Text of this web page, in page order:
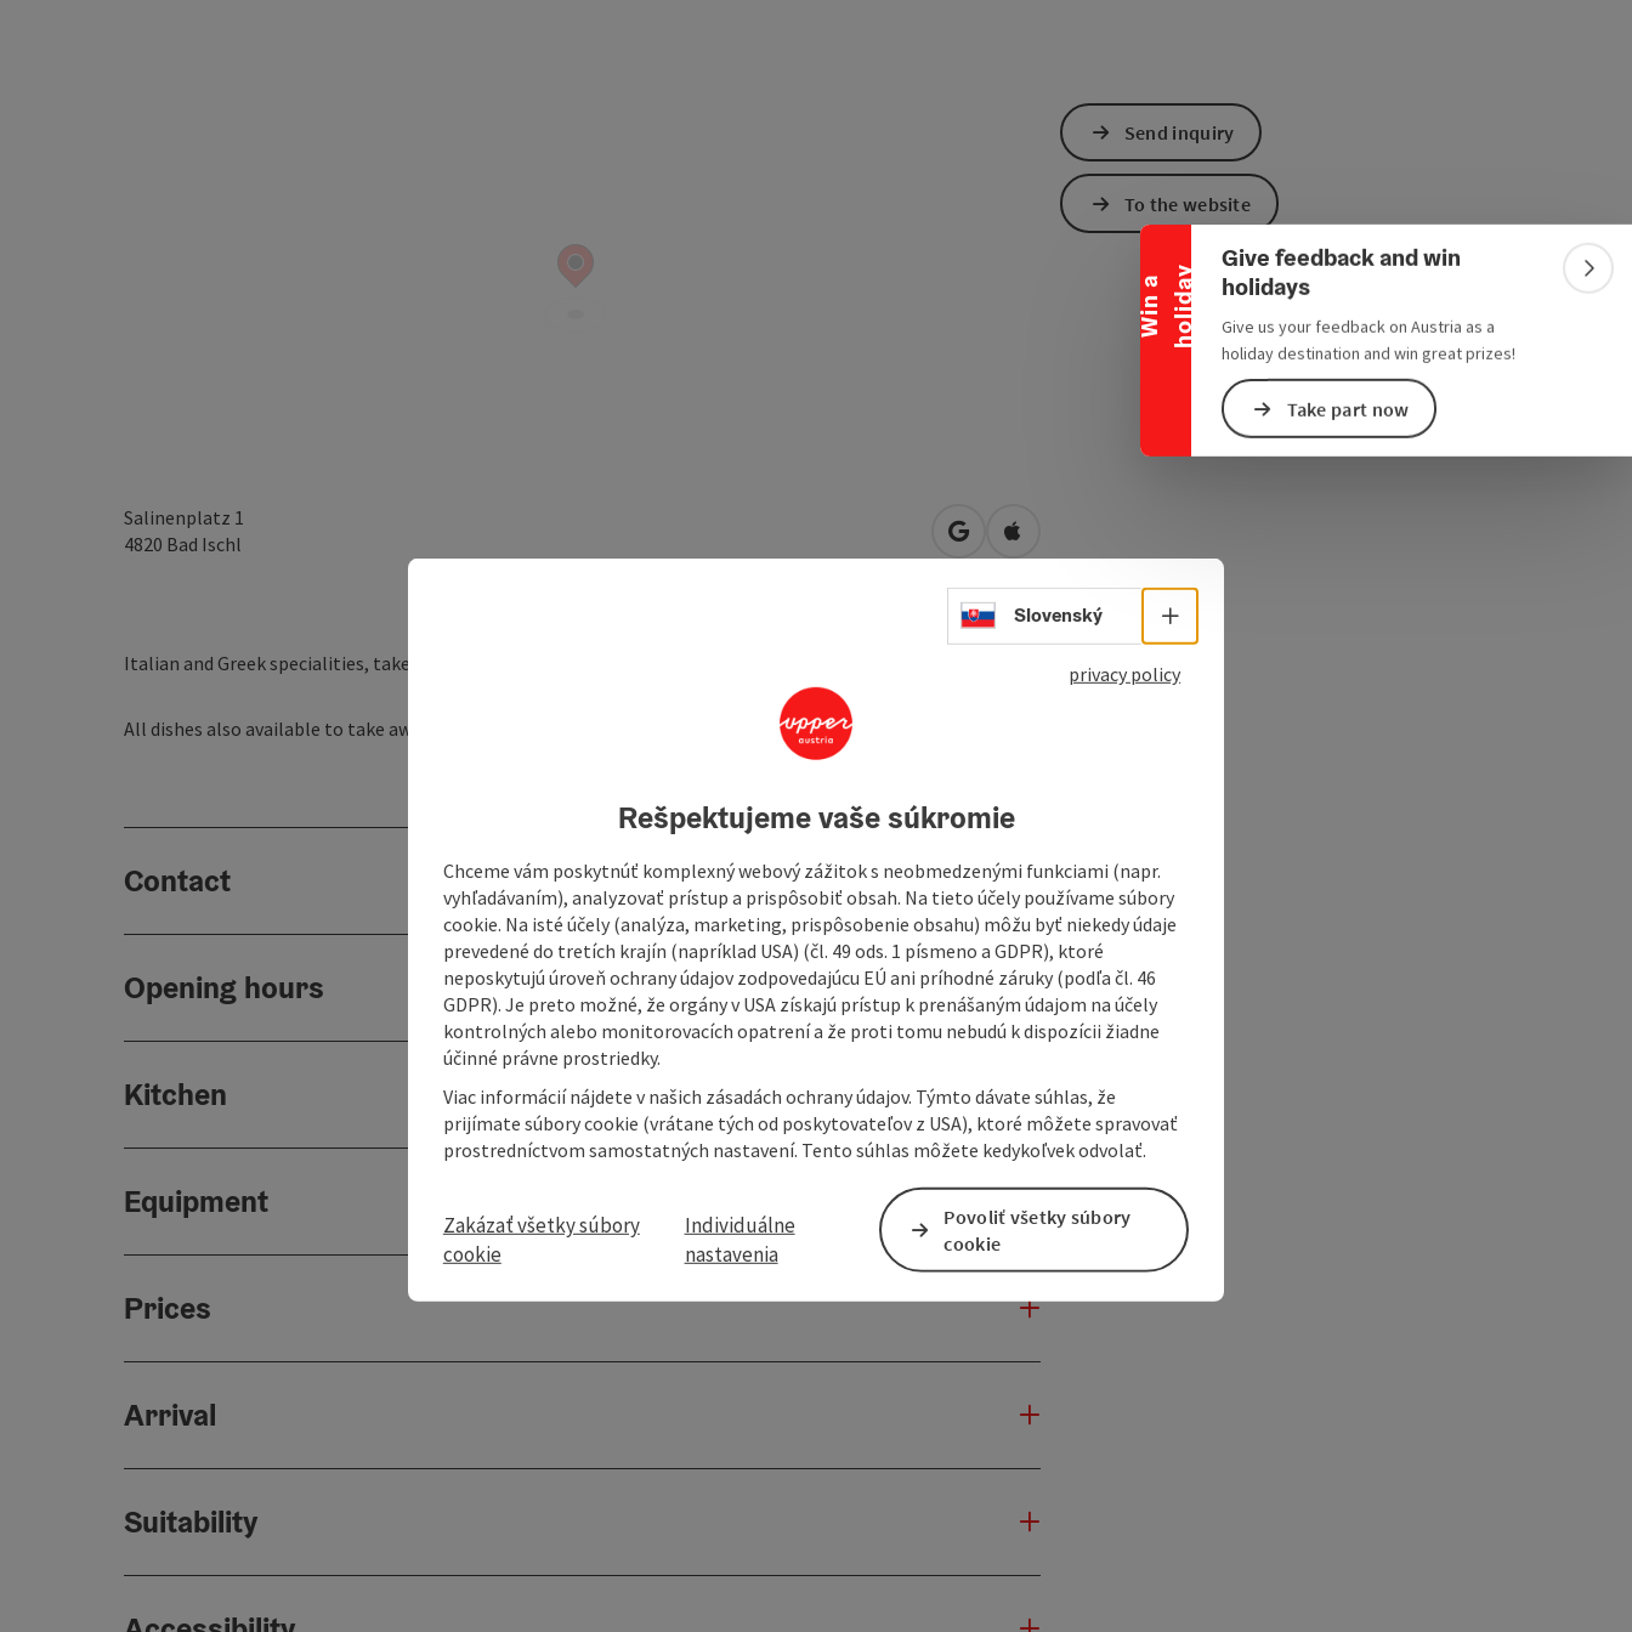
W
i
n
a
h
o
l
i
d
a y
Collapse banner
Give feedback and win
holidays
Give us your feedback on Austria as a
holiday destination and win great prizes!
Take part now
Salinenplatz 1
4820 Bad Ischl open in Google Maps
Open in Apple Maps
Italian and Greek specialities, take away service
All dishes also available to take away
Contact
Opening hours
Kitchen
Equipment
Prices
Arrival
Suitability
Send inquiry
To the website
Select language - Open menu
Slovenský
privacy policy
Rešpektujeme vaše súkromie
Chceme vám poskytnúť komplexný webový zážitok s neobmedzenými funkciami (napr.
vyhľadávaním), analyzovať prístup a prispôsobiť obsah. Na tieto účely používame súbory
cookie. Na isté účely (analýza, marketing, prispôsobenie obsahu) môžu byť niekedy údaje
prevedené do tretích krajín (napríklad USA) (čl. 49 ods. 1 písmeno a GDPR), ktoré
neposkytujú úroveň ochrany údajov zodpovedajúcu EÚ ani príhodné záruky (podľa čl. 46
GDPR). Je preto možné, že orgány v USA získajú prístup k prenášaným údajom na účely
kontrolných alebo monitorovacích opatrení a že proti tomu nebudú k dispozícii žiadne
účinné právne prostriedky.
Viac informácií nájdete v našich zásadách ochrany údajov. Týmto dávate súhlas, že
prijímate súbory cookie (vrátane tých od poskytovateľov z USA), ktoré môžete spravovať
prostredníctvom samostatných nastavení. Tento súhlas môžete kedykoľvek odvolať.
Zakázať všetky súbory
cookie
Individuálne
nastavenia
Povoliť všetky súbory
cookie